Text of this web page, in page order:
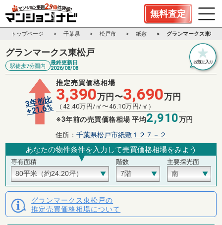
無料査定
トップページ 千葉県 松戸市 紙敷 グランマークス東松戸
グランマークス東松戸
駅徒歩7分圏内
最終更新日
2026/08/08
3年前比
+21.6%
推定売買価格相場
3,390万円〜3,690万円
（ 42.40万円/㎡〜46.10万円/㎡）
※3年前の売買価格相場 平均2,910万円
住所： 千葉県松戸市紙敷１２７－２
あなたの物件条件を入力して売買価格相場をみよう
専有面積 階数 主要採光面
グランマークス東松戸の
推定売買価格相場について